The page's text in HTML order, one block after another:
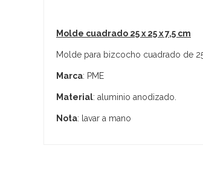
Molde cuadrado 25 x 25 x 7,5 cm
Molde para bizcocho cuadrado de
Marca: PME
Material: aluminio anodizado.
Nota: lavar a mano